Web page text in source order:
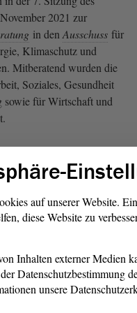
2021 zur
in den Ausschuss für
Klimaschutz und
Mitberatend wurden die
Soziales, Gesundheit
sowie für Wirtschaft und
FraktionDIE LINKE
verschiedener
für
Verbraucher zu senken
Belastung für die privaten
Zur Erreichung dieses
Fraktion unter
Regelsatzhöhe
und die Senkung
auf Energie-, Heiz-,
auf unserer Website.
diese Website zu
Inhalten externer Medien
Datenschutzbestimmung
unsere